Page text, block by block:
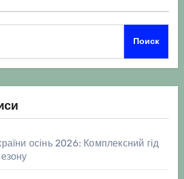
Поиск
осінь 2026: Комплексний гід